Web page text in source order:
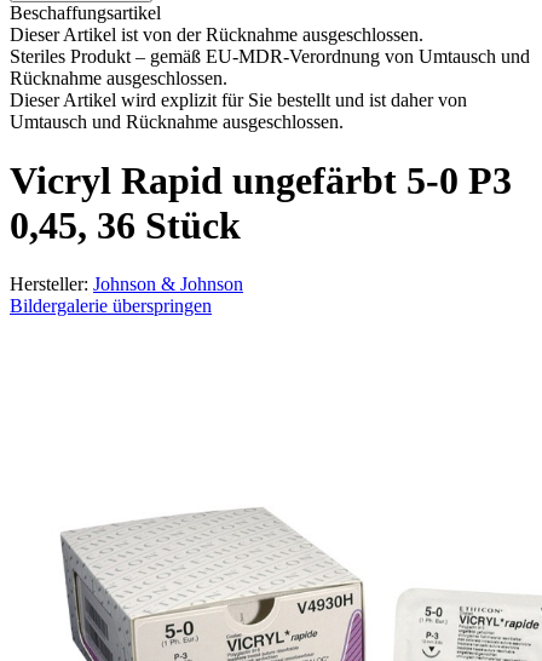
Beschaffungsartikel
Dieser Artikel ist von der Rücknahme ausgeschlossen.
Steriles Produkt – gemäß EU-MDR-Verordnung von Umtausch und
Rücknahme ausgeschlossen.
Dieser Artikel wird explizit für Sie bestellt und ist daher von
Umtausch und Rücknahme ausgeschlossen.
Vicryl Rapid ungefärbt 5-0 P3
0,45, 36 Stück
Hersteller: Johnson & Johnson
Bildergalerie überspringen